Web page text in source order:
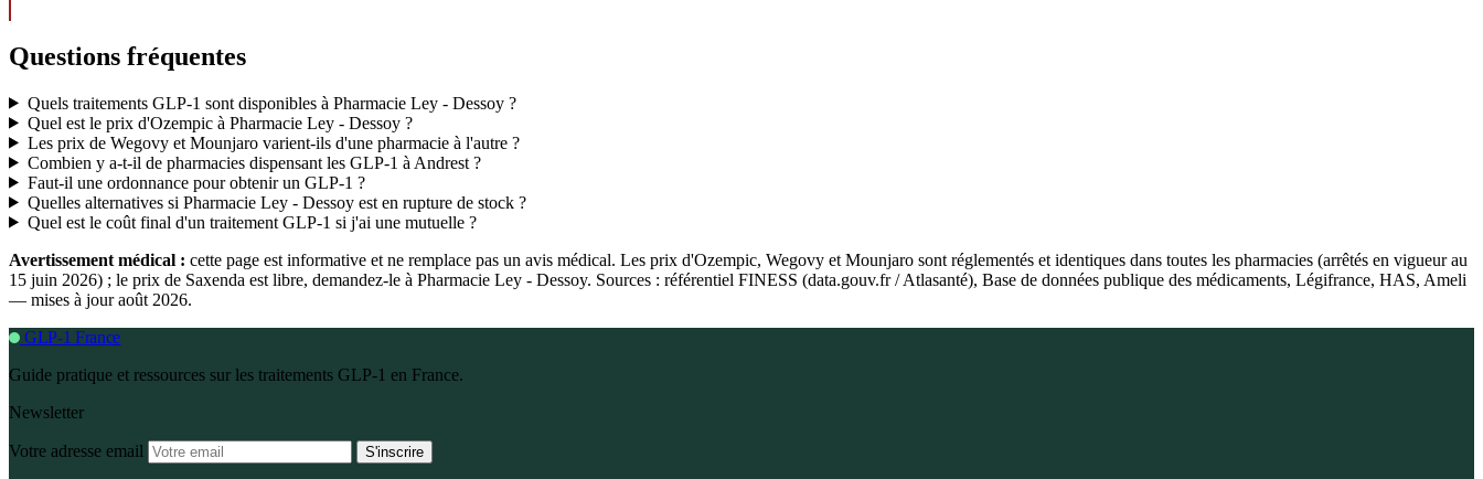
Questions fréquentes
Quels traitements GLP-1 sont disponibles à Pharmacie Ley - Dessoy ?
Quel est le prix d'Ozempic à Pharmacie Ley - Dessoy ?
Les prix de Wegovy et Mounjaro varient-ils d'une pharmacie à l'autre ?
Combien y a-t-il de pharmacies dispensant les GLP-1 à Andrest ?
Faut-il une ordonnance pour obtenir un GLP-1 ?
Quelles alternatives si Pharmacie Ley - Dessoy est en rupture de stock ?
Quel est le coût final d'un traitement GLP-1 si j'ai une mutuelle ?
Avertissement médical : cette page est informative et ne remplace pas un avis médical. Les prix d'Ozempic, Wegovy et Mounjaro sont réglementés et identiques dans toutes les pharmacies (arrêtés en vigueur au
15 juin 2026) ; le prix de Saxenda est libre, demandez-le à Pharmacie Ley - Dessoy. Sources : référentiel FINESS (data.gouv.fr / Atlasanté), Base de données publique des médicaments, Légifrance, HAS, Ameli
— mises à jour août 2026.
GLP-1 France
Guide pratique et ressources sur les traitements GLP-1 en France.
Newsletter
Votre adresse email S'inscrire